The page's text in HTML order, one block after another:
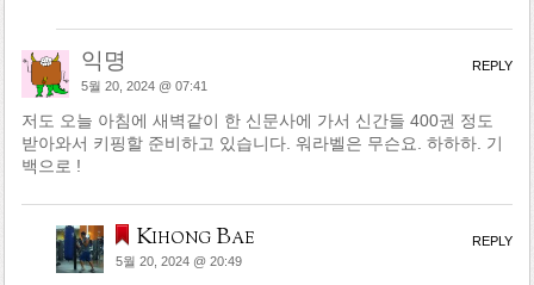
익명
5월 20, 2024 @ 07:41
저도 오늘 아침에 새벽같이 한 신문사에 가서 신간들 400권 정도
받아와서 키핑할 준비하고 있습니다. 워라벨은 무슨요. 하하하. 기
백으로 !
REPLY
Kihong Bae
5월 20, 2024 @ 20:49
REPLY